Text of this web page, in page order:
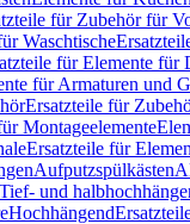
für Zubehör für
Waschtische
für Elemente für
für Armaturen und
Ersatzteile für
Montageelemente
Ersatzteile für
Aufputzspülkästen
und
Hochhängend